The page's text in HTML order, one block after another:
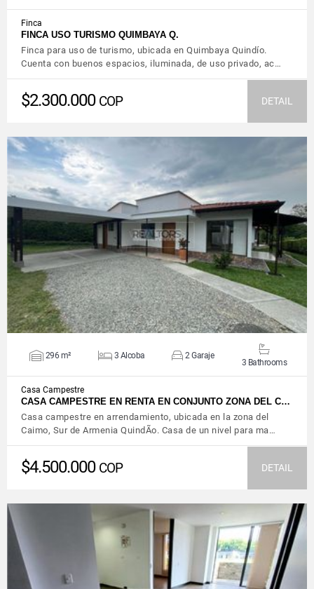
Finca
FINCA USO TURISMO QUIMBAYA Q.
Finca para uso de turismo, ubicada en Quimbaya Quindío.
Cuenta con buenos espacios, iluminada, de uso privado, ac…
$2.300.000 COP DETAIL
VIEW DETAILS
296 m² 3 Alcoba 2 Garaje
3 Bathrooms
Casa Campestre
CASA CAMPESTRE EN RENTA EN CONJUNTO ZONA DEL C…
Casa campestre en arrendamiento, ubicada en la zona del
Caimo, Sur de Armenia QuindÃ­o. Casa de un nivel para ma…
$4.500.000 COP DETAIL